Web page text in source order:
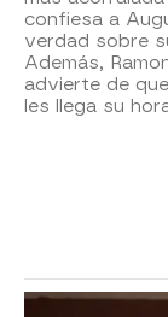
confiesa a
verdad sobre
Además,
advierte de
les llega su